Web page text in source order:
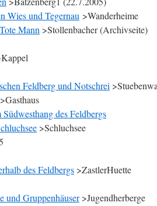
Wies und Tegernau >Wanderheime
Mann >Stollenbacher (Archivseite)
Feldberg und Notschrei
des Feldbergs
>Schluchsee
des Feldbergs >ZastlerHuette
und Gruppenhäuser>Jugendherberge